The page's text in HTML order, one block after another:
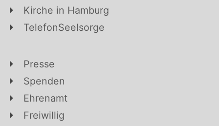
Kirche in Hamburg
TelefonSeelsorge
Presse
Spenden
Ehrenamt
Freiwillig